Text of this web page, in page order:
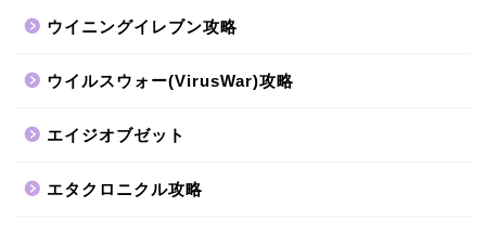
ウイニングイレブン攻略
ウイルスウォー(VirusWar)攻略
エイジオブゼット
エタクロニクル攻略